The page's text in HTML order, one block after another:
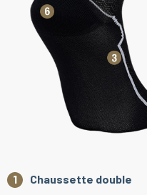
Chaussette double